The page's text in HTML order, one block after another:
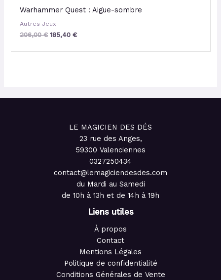
Warhammer Quest : Aigue-sombre
Autres Jeux
206,00€ 185,40 €
LE MAGICIEN DES DÉS
23 rue des Anges,
59300 Valenciennes
0327250434
contact@lemagiciendesdes.com
du Mardi au Samedi
de 10h à 13h et de 14h à 19h
Liens utiles
À propos
Contact
Mentions Légales
Politique de confidentialité
Conditions Générales de Vente